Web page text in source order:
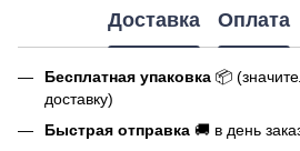
Доставка Оплата
Бесплатная упаковка 📦
доставку)
Быстрая отправка 🚚 в день